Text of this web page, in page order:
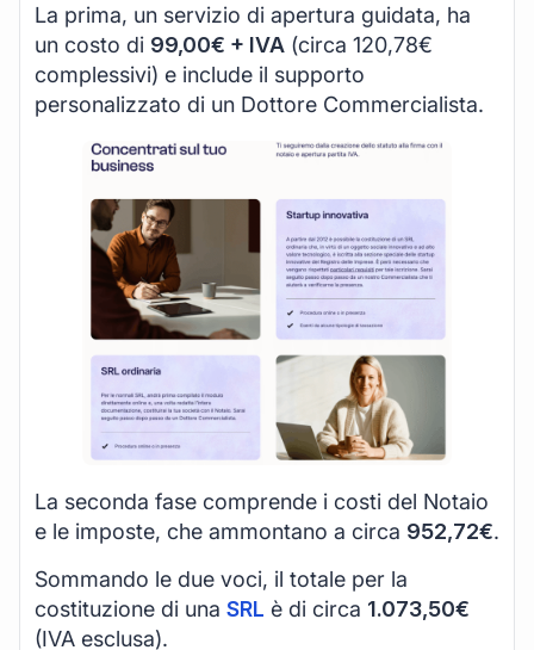
La prima, un servizio di apertura guidata, ha
un costo di 99,00€ + IVA (circa 120,78€
complessivi) e include il supporto
personalizzato di un Dottore Commercialista.
La seconda fase comprende i costi del Notaio
e le imposte, che ammontano a circa 952,72€.
Sommando le due voci, il totale per la
costituzione di una SRL è di circa 1.073,50€
(IVA esclusa).